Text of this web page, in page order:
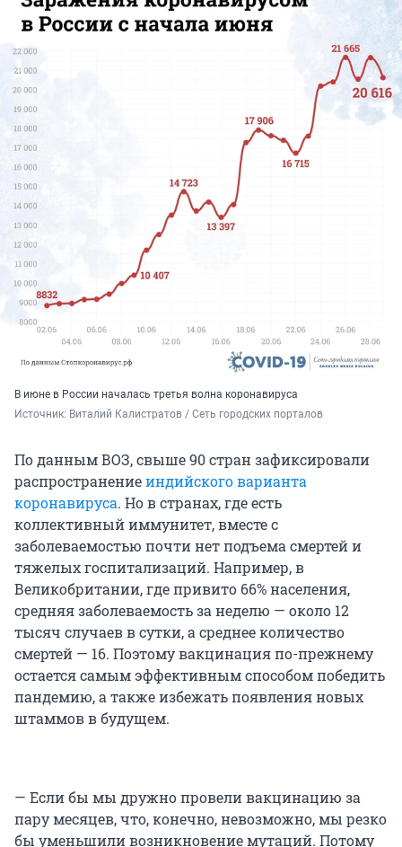
В июне в России началась третья волна коронавируса
Источник: Виталий Калистратов / Сеть городских порталов
По данным ВОЗ, свыше 90 стран зафиксировали
распространениеиндийского варианта
коронавируса. Но в странах, где есть
коллективный иммунитет, вместе с
заболеваемостью почти нет подъема смертей и
тяжелых госпитализаций. Например, в
Великобритании, где привито 66% населения,
средняя заболеваемость за неделю — около 12
тысяч случаев в сутки, а среднее количество
смертей — 16. Поэтому вакцинация по-прежнему
остается самым эффективным способом победить
пандемию, а также избежать появления новых
штаммов в будущем.
— Если бы мы дружно провели вакцинацию за
пару месяцев, что, конечно, невозможно, мы резко
бы уменьшили возникновение мутаций. Потому